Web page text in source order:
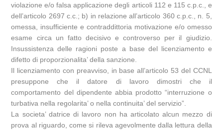
violazione e/o falsa applicazione degli articoli 112 e 115 c.p.c., e
dell’articolo 2697 c.c.; b) in relazione all’articolo 360 c.p.c., n. 5,
omessa, insufficiente e contraddittoria motivazione e/o omesso
esame circa un fatto decisivo e controverso per il giudizio.
Insussistenza delle ragioni poste a base del licenziamento e
difetto di proporzionalita’ della sanzione.
Il licenziamento con preavviso, in base all’articolo 53 del CCNL
presuppone che il datore di lavoro dimostri che il
comportamento del dipendente abbia prodotto “interruzione o
turbativa nella regolarita’ o nella continuita’ del servizio”.
La societa’ datrice di lavoro non ha articolato alcun mezzo di
prova al riguardo, come si rileva agevolmente dalla lettura della